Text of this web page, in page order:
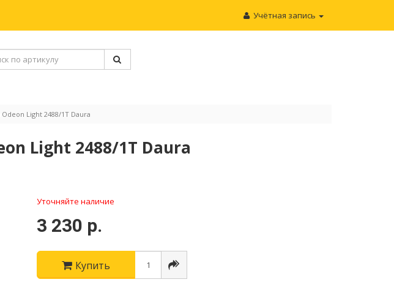
Учётная запись
Light 2488/1T Daura
Light 2488/1T Daura
Уточняйте наличие
3 230 р.
Купить